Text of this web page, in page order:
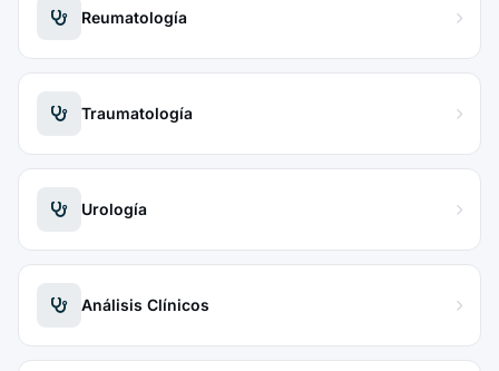
Reumatología
Traumatología
Urología
Análisis Clínicos